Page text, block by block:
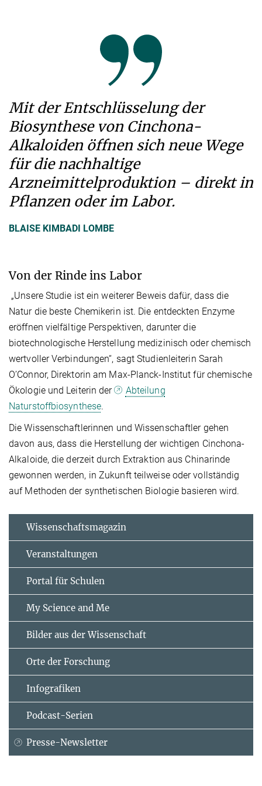
Mit der Entschlüsselung der
Biosynthese von Cinchona-
Alkaloiden öffnen sich neue Wege
für die nachhaltige
Arzneimittelproduktion – direkt in
Pflanzen oder im Labor.
BLAISE KIMBADI LOMBE
Von der Rinde ins Labor
„Unsere Studie ist ein weiterer Beweis dafür, dass die
Natur die beste Chemikerin ist. Die entdeckten Enzyme
eröffnen vielfältige Perspektiven, darunter die
biotechnologische Herstellung medizinisch oder chemisch
wertvoller Verbindungen“, sagt Studienleiterin Sarah
O’Connor, Direktorin am Max-Planck-Institut für chemische
Ökologie und Leiterin der
Abteilung
Naturstoffbiosynthese.
Die Wissenschaftlerinnen und Wissenschaftler gehen
davon aus, dass die Herstellung der wichtigen Cinchona-
Alkaloide, die derzeit durch Extraktion aus Chinarinde
gewonnen werden, in Zukunft teilweise oder vollständig
auf Methoden der synthetischen Biologie basieren wird.
Wissenschaftsmagazin
Veranstaltungen
Portal für Schulen
My Science and Me
Bilder aus der Wissenschaft
Orte der Forschung
Infografiken
Podcast-Serien
Presse-Newsletter